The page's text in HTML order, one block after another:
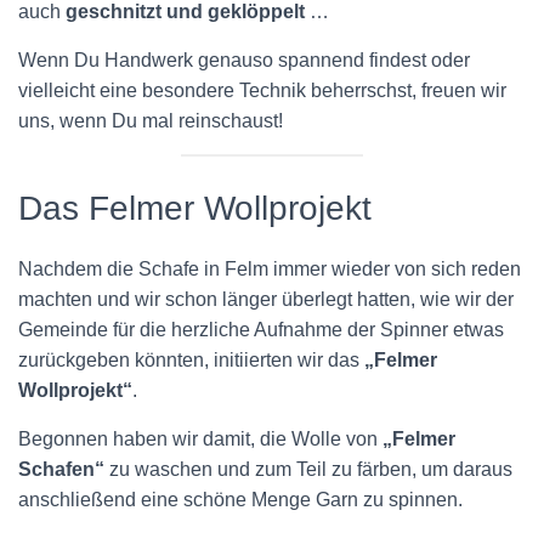
auch geschnitzt und geklöppelt …
Wenn Du Handwerk genauso spannend findest oder
vielleicht eine besondere Technik beherrschst, freuen wir
uns, wenn Du mal reinschaust!
Das Felmer Wollprojekt
Nachdem die Schafe in Felm immer wieder von sich reden
machten und wir schon länger überlegt hatten, wie wir der
Gemeinde für die herzliche Aufnahme der Spinner etwas
zurückgeben könnten, initiierten wir das „Felmer
Wollprojekt“.
Begonnen haben wir damit, die Wolle von „Felmer
Schafen“ zu waschen und zum Teil zu färben, um daraus
anschließend eine schöne Menge Garn zu spinnen.